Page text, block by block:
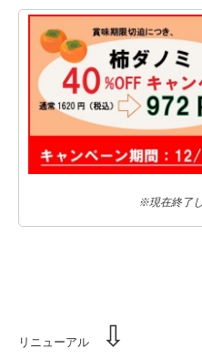
※現在終了
リニューアル ⇩